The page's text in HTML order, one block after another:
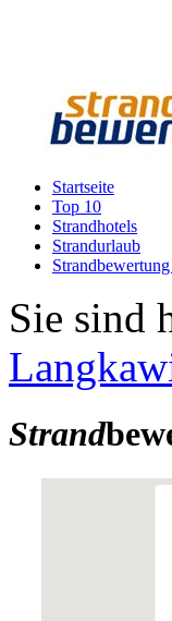
Startseite
Top 10
Strandhotels
Strandurlaub
Sie sind
Strand